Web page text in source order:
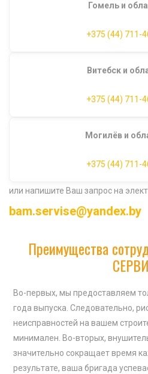
Гомель и
+375 (44) 711-
Витебск и
+375 (44) 711-
Могилёв и
+375 (44) 711-
или напишите Ваш запрос на
bam.servise@yandex.by
Преимущества
Во-первых, мы предоставляем
года выпуска. Следовательно,
неисправностей на вашем
минимален. Во-вторых,
значительно сокращает время
результате, ваша бригада